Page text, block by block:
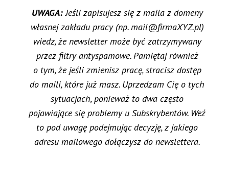
UWAGA:Jeśli zapisujesz się z maila z domeny
własnej zakładu pracy (np. mail@firmaXYZ.pl)
wiedz, że newsletter może być zatrzymywany
przez filtry antyspamowe. Pamiętaj również
o tym, że jeśli zmienisz pracę, stracisz dostęp
do maili, które już masz. Uprzedzam Cię o tych
sytuacjach, ponieważ to dwa często
pojawiające się problemy u Subskrybentów. Weź
to pod uwagę podejmując decyzję, z jakiego
adresu mailowego dołączysz do newslettera.